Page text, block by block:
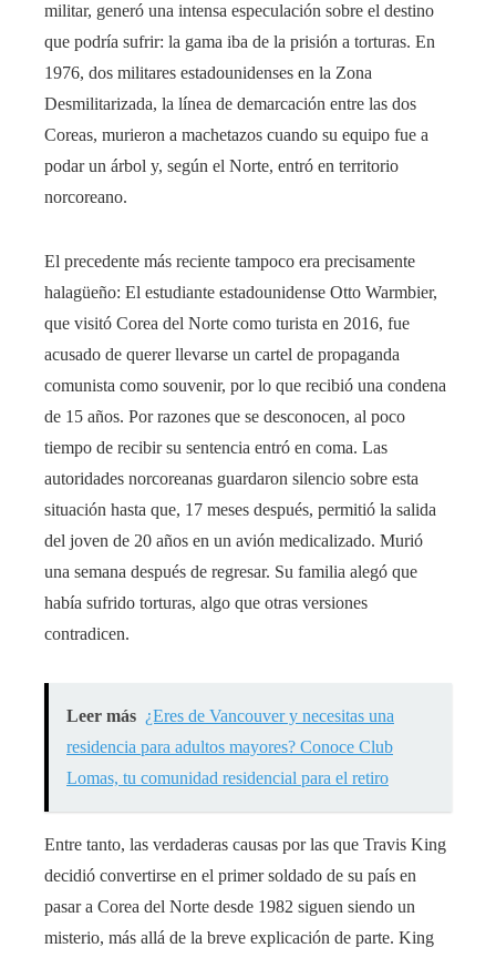
militar, generó una intensa especulación sobre el destino
que podría sufrir: la gama iba de la prisión a torturas. En
1976, dos militares estadounidenses en la Zona
Desmilitarizada, la línea de demarcación entre las dos
Coreas, murieron a machetazos cuando su equipo fue a
podar un árbol y, según el Norte, entró en territorio
norcoreano.
El precedente más reciente tampoco era precisamente
halagüeño: El estudiante estadounidense Otto Warmbier,
que visitó Corea del Norte como turista en 2016, fue
acusado de querer llevarse un cartel de propaganda
comunista como souvenir, por lo que recibió una condena
de 15 años. Por razones que se desconocen, al poco
tiempo de recibir su sentencia entró en coma. Las
autoridades norcoreanas guardaron silencio sobre esta
situación hasta que, 17 meses después, permitió la salida
del joven de 20 años en un avión medicalizado. Murió
una semana después de regresar. Su familia alegó que
había sufrido torturas, algo que otras versiones
contradicen.
Leer más ¿Eres de Vancouver y necesitas una
residencia para adultos mayores? Conoce Club
Lomas, tu comunidad residencial para el retiro
Entre tanto, las verdaderas causas por las que Travis King
decidió convertirse en el primer soldado de su país en
pasar a Corea del Norte desde 1982 siguen siendo un
misterio, más allá de la breve explicación de parte. King